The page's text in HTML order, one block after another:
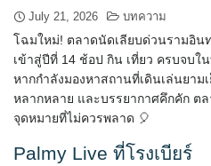
July 21, 2026 บทความ
โฉมใหม่! ตลาดนัดเลียบด่วนรามอิน
เข้าสู่ปีที่ 14 ช้อป กิน เที่ยว ครบจบใน
หากกำลังมองหาสถานที่เดินเล่นยาม
หลากหลาย และบรรยากาศคึกคัก ต
จุดหมายที่ไม่ควรพลาด 🎈
Palmy Live ที่โรงเบียร์